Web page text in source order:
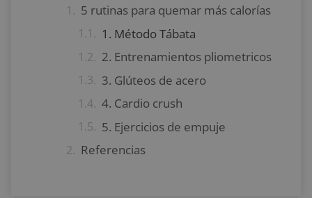
5 rutinas para quemar más calorías
1. Método Tábata
2. Entrenamientos pliometricos
3. Glúteos de acero
4. Cardio crush
5. Ejercicios de empuje
Referencias